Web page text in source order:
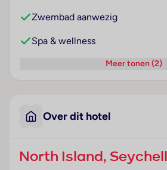
Zwembad aanwezig
Spa & wellness
Meer tonen (2)
Over dit hotel
North Island,